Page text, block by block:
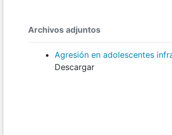
Archivos adjuntos
Agresión en adolescentes
Descargar